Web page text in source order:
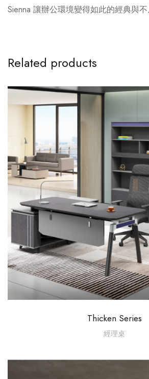
Sienna 讓辦公環境變得如此的經典與不
Related products
Thicken Series
經理桌